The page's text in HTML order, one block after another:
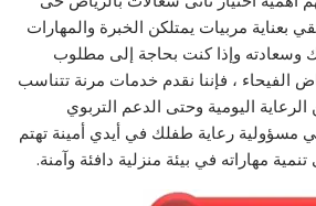
بعناية مربيات يمتلكن الخبرة والمهارات
وسعادته وإذا كنت بحاجة إلى مطلوب
الفيحاء ، فإننا نقدم خدمات مرنة تتناسب
اليومية وحتى الدعم التربوي
مسؤولية رعاية طفلك في أيدي أمينة تهتم
مهاراته في بيئة منزلية دافئة وآمنة.